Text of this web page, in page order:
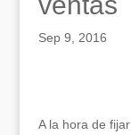
Sep 9, 2016
A la hora de